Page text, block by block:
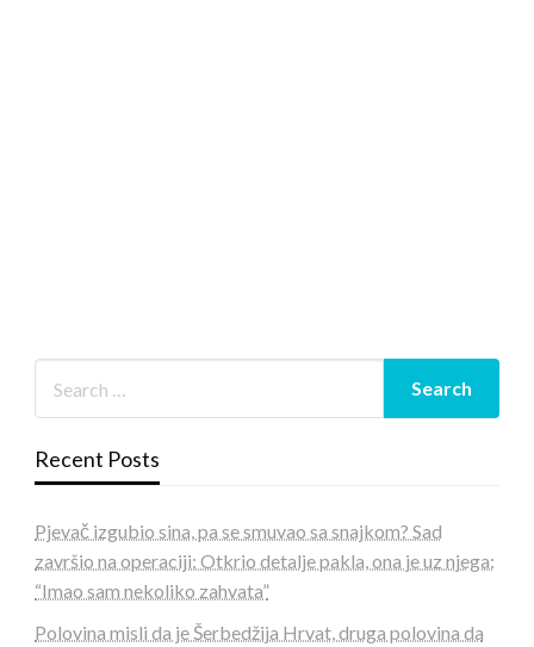
Recent Posts
Pjevač izgubio sina, pa se smuvao sa snajkom? Sad
završio na operaciji: Otkrio detalje pakla, ona je uz njega:
“Imao sam nekoliko zahvata”
Polovina misli da je Šerbedžija Hrvat, druga polovina da